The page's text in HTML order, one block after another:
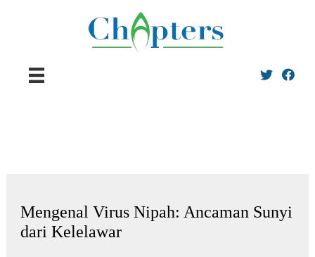
Twitter
Mengenal Virus Nipah: Ancaman Sunyi
dari Kelelawar